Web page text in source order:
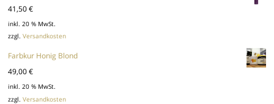
41,50€
inkl. 20 % MwSt.
zzgl.Versandkosten
Farbkur Honig Blond
49,00€
inkl. 20 % MwSt.
zzgl.Versandkosten